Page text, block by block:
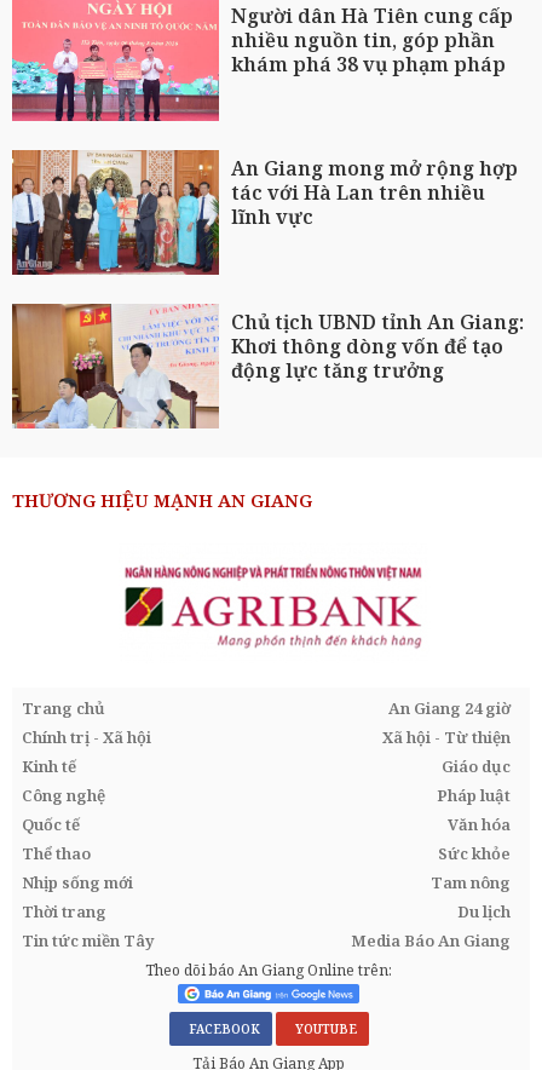
Người dân Hà Tiên cung cấp
nhiều nguồn tin, góp phần
khám phá 38 vụ phạm pháp
An Giang mong mở rộng hợp
tác với Hà Lan trên nhiều
lĩnh vực
Chủ tịch UBND tỉnh An Giang:
Khơi thông dòng vốn để tạo
động lực tăng trưởng
THƯƠNG HIỆU MẠNH AN GIANG
Trang chủ
An Giang 24 giờ
Chính trị - Xã hội
Xã hội - Từ thiện
Kinh tế
Giáo dục
Công nghệ
Pháp luật
Quốc tế
Văn hóa
Thể thao
Sức khỏe
Nhịp sống mới
Tam nông
Thời trang
Du lịch
Tin tức miền Tây
Media Báo An Giang
Theo dõi báo An Giang Online trên:
FACEBOOK YOUTUBE
Tải Báo An Giang App